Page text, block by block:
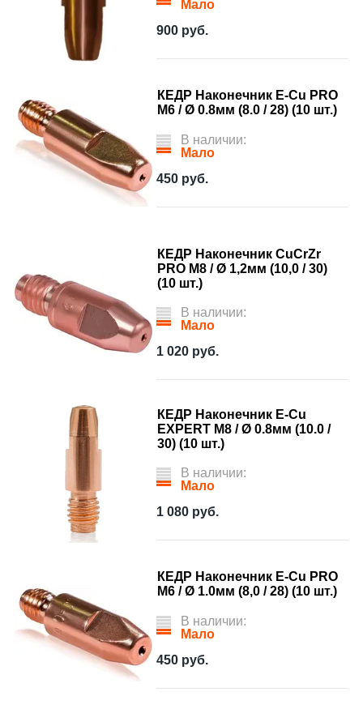
Мало
900 руб.
КЕДР Наконечник E-Cu PRO
М6 / Ø 0.8мм (8.0 / 28) (10 шт.)
В наличии:
Мало
450 руб.
КЕДР Наконечник CuCrZr
PRO M8 / Ø 1,2мм (10,0 / 30)
(10 шт.)
В наличии:
Мало
1 020 руб.
КЕДР Наконечник E-Cu
EXPERT М8 / Ø 0.8мм (10.0 /
30) (10 шт.)
В наличии:
Мало
1 080 руб.
КЕДР Наконечник E-Cu PRO
М6 / Ø 1.0мм (8,0 / 28) (10 шт.)
В наличии:
Мало
450 руб.